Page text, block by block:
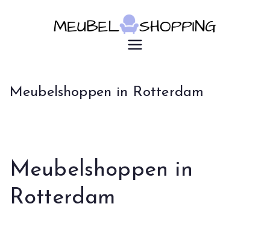
Meubelsho
pping
u7183p16603
Meubelshoppen in Rotterdam
Meubelshoppen in
Rotterdam